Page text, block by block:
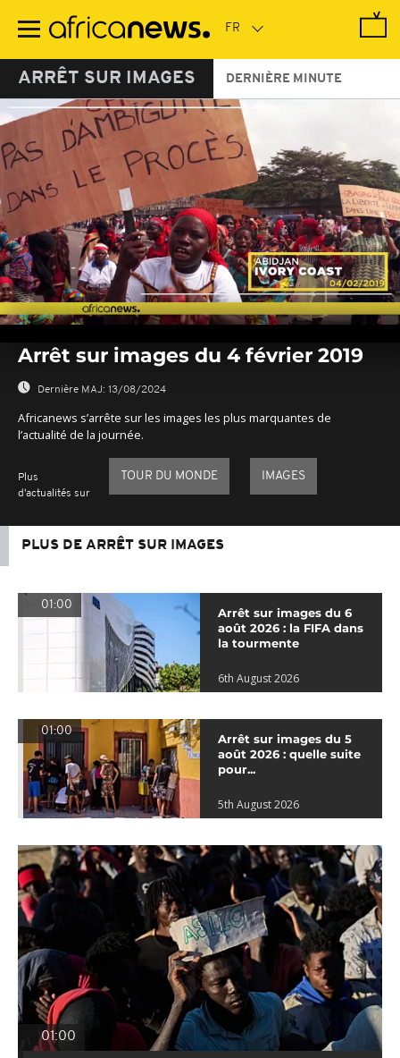
contenu
ARRÊT SUR IMAGES DERNIÈRE MINUTE
seconds
seconds
Arrêt sur images du 4 février 2019
Dernière MAJ: 13/08/2024
Africanews s’arrête sur les images les plus marquantes de
l’actualité de la journée.
Plus
d'actualités sur
TOUR DU MONDE IMAGES
PLUS DE ARRÊT SUR IMAGES
01:00
Arrêt sur images du 6
août 2026 : la FIFA dans
la tourmente
6th August 2026
01:00
Arrêt sur images du 5
août 2026 : quelle suite
pour...
5th August 2026
01:00